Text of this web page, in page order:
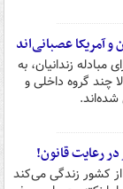
و آمریکا عصبانی‌اند
مبادله زندانیان، به
چند گروه داخلی و
رعایت قانون!
کشور زندگی می‌کند